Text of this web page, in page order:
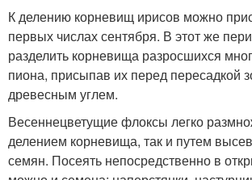
К делению корневищ ирисов можно
первых числах сентября. В этот же
разделить корневища разросшихся
пиона, присыпав их перед пересадкой
древесным углем.
Весеннецветущие флоксы легко
делением корневища, так и путем
семян. Посеять непосредственно в